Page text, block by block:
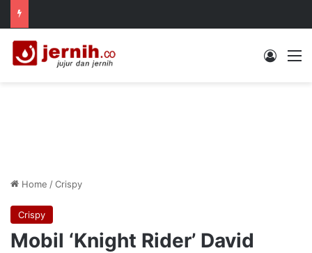
Log In
Home /Crispy
Crispy
Mobil ‘Knight Rider’ David